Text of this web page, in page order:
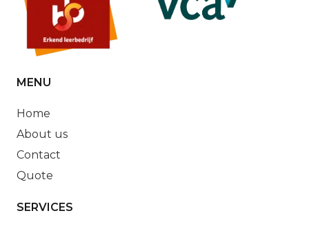
MENU
Home
About us
Contact
Quote
SERVICES